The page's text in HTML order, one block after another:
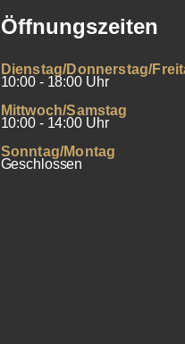
Öffnungszeiten
Dienstag/Donnerstag/
10:00 - 18:00 Uhr
Mittwoch/Samstag
10:00 - 14:00 Uhr
Sonntag/Montag
Geschlossen